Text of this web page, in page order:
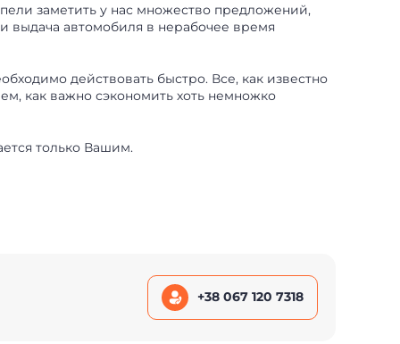
заметить у нас множество предложений,
выдача автомобиля в нерабочее время
действовать быстро. Все, как известно
как важно сэкономить хоть немножко
только Вашим.
+38 067 120 7318